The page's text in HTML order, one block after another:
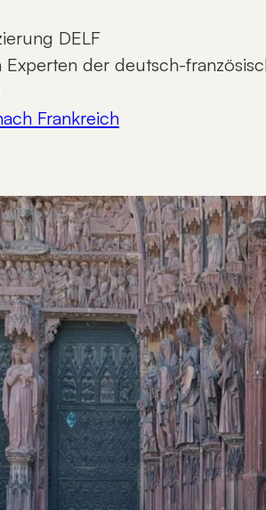
DELF
Experten der deutsch-
Frankreich